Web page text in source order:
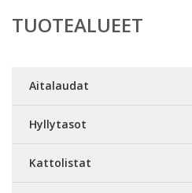
TUOTEALUEET
Aitalaudat
Hyllytasot
Kattolistat